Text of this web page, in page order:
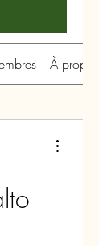
À propos